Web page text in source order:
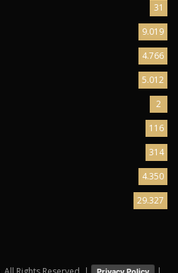
31
9.019
4.766
5.012
2
116
314
4.350
29.327